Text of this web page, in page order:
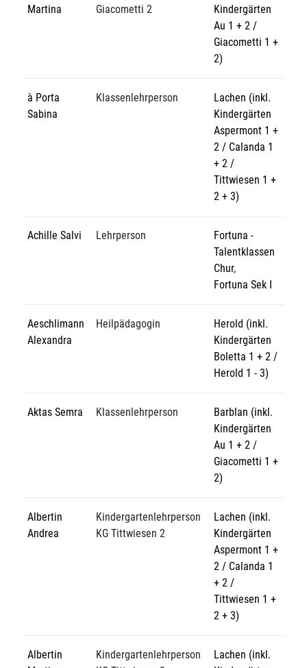
Martina
Giacometti 2
Kindergärten
Au 1 + 2 /
Giacometti 1 +
2)
à Porta
Sabina
Klassenlehrperson
Lachen (inkl.
Kindergärten
Aspermont 1 +
2 / Calanda 1
+ 2 /
Tittwiesen 1 +
2 + 3)
Achille Salvi Lehrperson
Fortuna -
Talentklassen
Chur,
Fortuna Sek I
Aeschlimann
Alexandra
Heilpädagogin
Herold (inkl.
Kindergärten
Boletta 1 + 2 /
Herold 1 - 3)
Aktas Semra Klassenlehrperson
Barblan (inkl.
Kindergärten
Au 1 + 2 /
Giacometti 1 +
2)
Albertin
Andrea
Kindergartenlehrperson
KG Tittwiesen 2
Lachen (inkl.
Kindergärten
Aspermont 1 +
2 / Calanda 1
+ 2 /
Tittwiesen 1 +
2 + 3)
Albertin
Kindergartenlehrperson
Lachen (inkl.